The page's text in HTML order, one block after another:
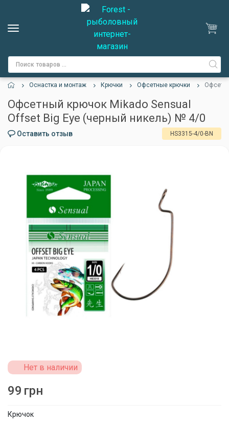
Оснастка и монтаж Крючки Офсетные крючки
Офсетный крючок Mikado Sensual
Offset Big Eye (черный никель) № 4/0
Оставить отзыв HS3315-4/0-BN
Крючок
Нет в наличии
99 грн